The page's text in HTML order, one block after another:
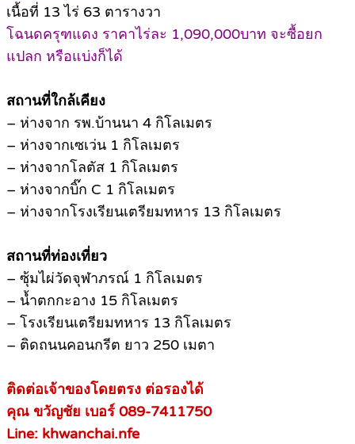
เนื้อที่ 13 ไร่ 63 ตารางวา
โฉนดครุฑแดง ราคาไร่ละ 1,090,000บาท จะซื้อยก
แปลก หรือแบ่งก็ได้
สถานที่ใกล้เคียง
– ห่างจาก รพ.บ้านนา 4 กิโลเมตร
– ห่างจากเซเว่น 1 กิโลเมตร
– ห่างจากโลตัส 1 กิโลเมตร
– ห่างจากบิ๊ก C 1 กิโลเมตร
– ห่างจากโรงเรียนเตรียมทหาร 13 กิโลเมตร
สถานที่ท่องเที่ยว
– ซุ้มไผ่วัดจุฬาภรณ์ 1 กิโลเมตร
– น้ำตกกะอาง 15 กิโลเมตร
– โรงเรียนเตรียมทหาร 13 กิโลเมตร
– ติดถนนคอนกรีต ยาว 250 เมตา
ติดต่อเจ้าของโดยตรง ต่อรองได้
คุณ ขวัญชัย เบอร์ 089-7411750
Line: khwanchai.nfe